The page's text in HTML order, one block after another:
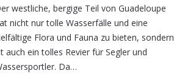
westliche, bergige Teil von Guadeloupe
nicht nur tolle Wasserfälle und eine
Flora und Fauna zu bieten, sondern
auch ein tolles Revier für Segler und
Da…